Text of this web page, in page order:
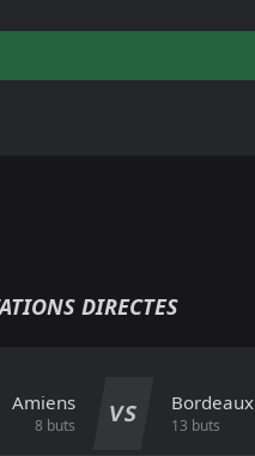
DIRECTES
Amiens
8 buts VS Bordeaux
13 buts